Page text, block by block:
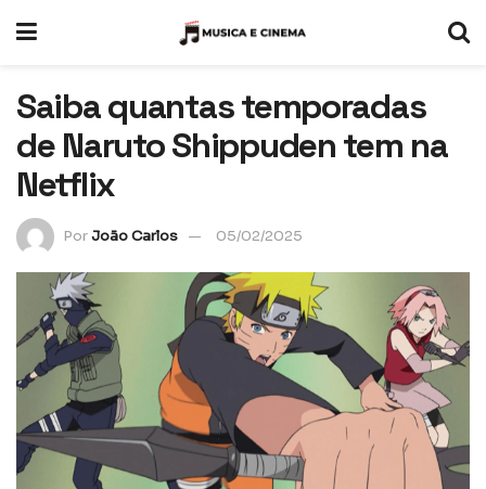
Saiba quantas temporadas
de Naruto Shippuden tem na
Netflix
PorJoão Carlos 05/02/2025